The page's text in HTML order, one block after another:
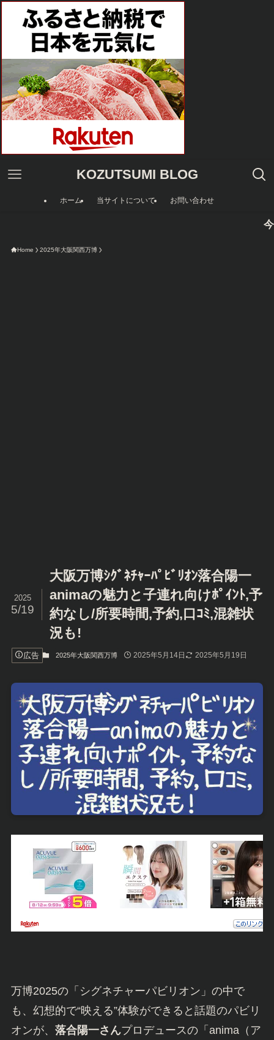
KOZUTSUMI BLOG
ホーム 当サイトについて お問い合わせ
今限定の
Home 2025年大阪関西万博
大阪万博ｼｸﾞﾈﾁｬｰﾊﾟﾋﾞﾘｵﾝ落合陽一
animaの魅力と子連れ向けﾎﾟｲﾝﾄ,予
約なし/所要時間,予約,口ｺﾐ,混雑状
況も!
2025
5/19
広告 2025年大阪関西万博 2025年5月14日 2025年5月19日
万博2025の「シグネチャーパビリオン」の中で
も、幻想的で“映える”体験ができると話題のパビリ
オンが、 落合陽一さんプロデュースの「anima（ア